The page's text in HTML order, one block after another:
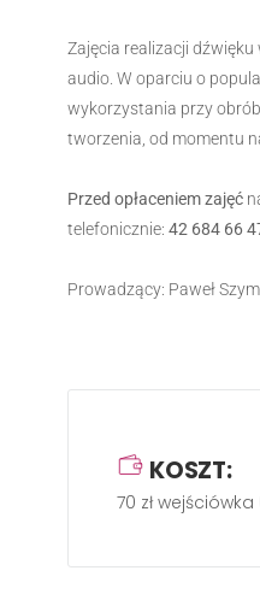
Zajęcia realizacji
audio. W oparciu o
wykorzystania przy
tworzenia, od momentu
Przed opłaceniem zajęć
telefonicznie: 42 684 66
Prowadzący: Paweł
KOSZT:
70 zł